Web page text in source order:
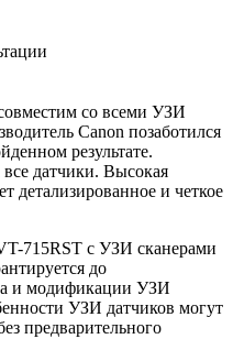
со всеми УЗИ
Canon позаботился
результате.
датчики. Высокая
детализированное и четкое
715RST с УЗИ сканерами
до
и модификации УЗИ
УЗИ датчиков могут
предварительного